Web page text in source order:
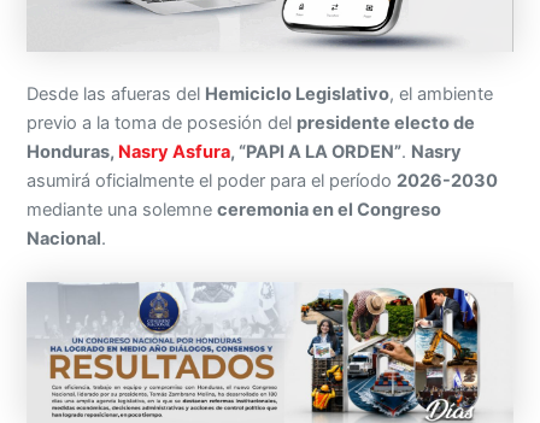
Desde las afueras del Hemiciclo Legislativo, el ambiente
previo a la toma de posesión del presidente electo de
Honduras, Nasry Asfura, “PAPI A LA ORDEN”. Nasry
asumirá oficialmente el poder para el período 2026-2030
mediante una solemneceremonia en el Congreso
Nacional.